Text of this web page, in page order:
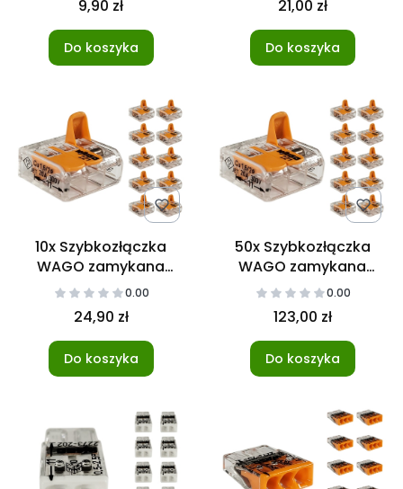
9,90 zł
Do koszyka
21,00 zł
Do koszyka
10x Szybkozłączka
WAGO zamykana
3x0,2-4mm
0.00
24,90 zł
Do koszyka
50x Szybkozłączka
WAGO zamykana
3x0,2-4mm
0.00
123,00 zł
Do koszyka